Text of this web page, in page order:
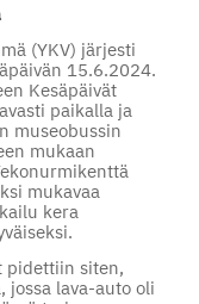
(YKV) järjesti
15.6.2024.
Kesäpäivät
paikalla ja
museobussin
mukaan
mukavaa
kera
pidettiin siten,
jossa lava-auto oli